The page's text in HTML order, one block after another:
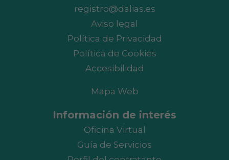
registro@dalias.es
Aviso legal
Política de Privacidad
Política de Cookies
Accesibilidad
Mapa Web
Información de interés
Oficina Virtual
Guía de Servicios